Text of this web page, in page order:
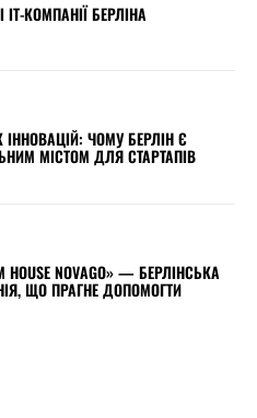
КОМПАНІЇ БЕРЛІНА
ІННОВАЦІЙ: ЧОМУ БЕРЛІН Є
МІСТОМ ДЛЯ СТАРТАПІВ
HOUSE NOVAGO» — БЕРЛІНСЬКА
ЩО ПРАГНЕ ДОПОМОГТИ